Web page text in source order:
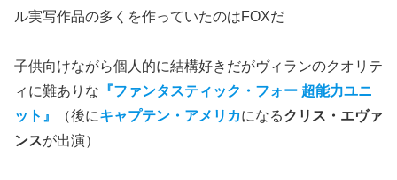
ル実写作品の多くを作っていたのはFOXだ
子供向けながら個人的に結構好きだがヴィランのクオリテ
ィに難ありな 『ファンタスティック・フォー 超能力ユニ
ット』
（後にキャプテン・アメリカになるクリス・エヴァ
ンスが出演）